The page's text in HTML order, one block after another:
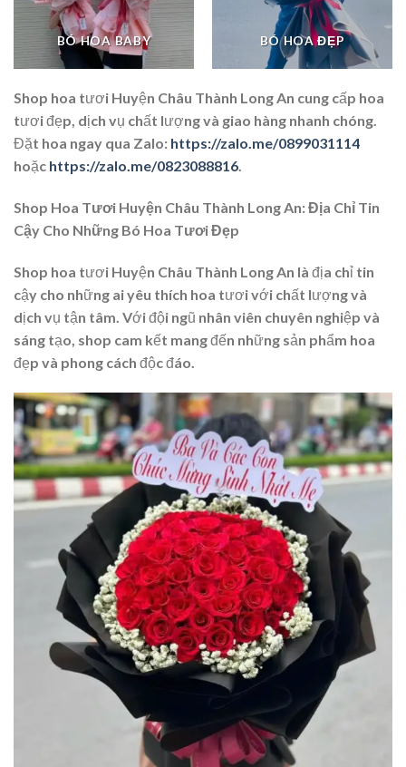
BÓ HOA BABY BÓ HOA ĐẸP
Shop hoa tươi Huyện Châu Thành Long An cung cấp hoa
tươi đẹp, dịch vụ chất lượng và giao hàng nhanh chóng.
Đặt hoa ngay qua Zalo: https://zalo.me/0899031114
hoặc https://zalo.me/0823088816.
Shop Hoa Tươi Huyện Châu Thành Long An: Địa Chỉ Tin
Cậy Cho Những Bó Hoa Tươi Đẹp
Shop hoa tươi Huyện Châu Thành Long An là địa chỉ tin
cậy cho những ai yêu thích hoa tươi với chất lượng và
dịch vụ tận tâm. Với đội ngũ nhân viên chuyên nghiệp và
sáng tạo, shop cam kết mang đến những sản phẩm hoa
đẹp và phong cách độc đáo.